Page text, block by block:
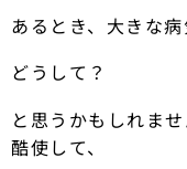
あるとき、大きな
どうして？
と思うかもしれま
酷使して、